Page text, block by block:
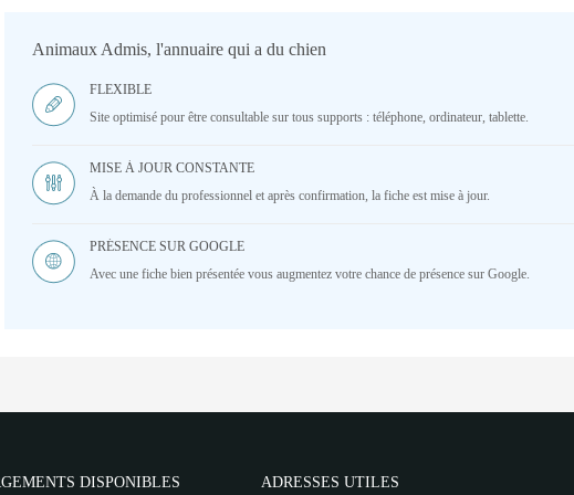
Animaux Admis, l'annuaire qui a du chien
FLEXIBLE
Site optimisé pour être consultable sur tous supports : téléphone, ordinateur, tablette.
MISE À JOUR CONSTANTE
À la demande du professionnel et après confirmation, la fiche est mise à jour.
PRÉSENCE SUR GOOGLE
Avec une fiche bien présentée vous augmentez votre chance de présence sur Google.
DISPONIBLES ADRESSES UTILES